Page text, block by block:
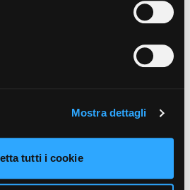
visione dell’informativa
cliccando qui.
Mostra dettagli
tutti i cookie